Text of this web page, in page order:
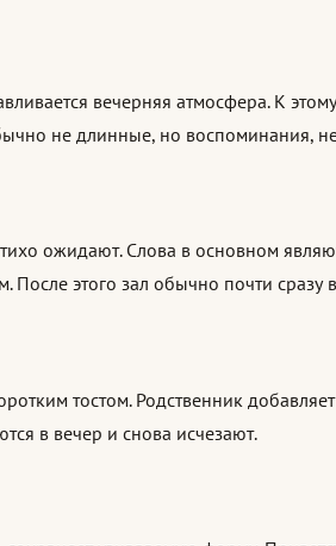
вечерняя атмосфера. К
не длинные, но воспоминания,
ожидают. Слова в основном
этого зал обычно почти сразу
тостом. Родственник
в вечер и снова исчезают.